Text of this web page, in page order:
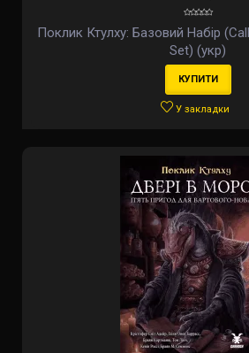
Поклик Ктулху: Базовий Набір
Set) (укр)
КУПИТИ
У закладки